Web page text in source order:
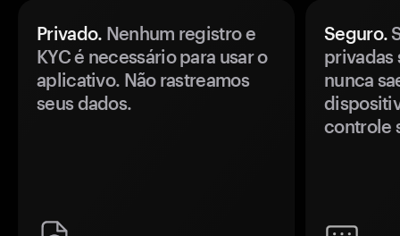
Privado. Nenhum registro e
KYC é necessário para usar o
aplicativo. Não rastreamos
seus dados.
Seguro.
privadas
nunca
controle